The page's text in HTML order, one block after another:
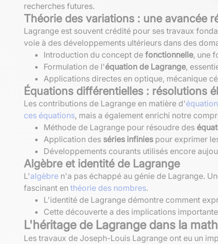
recherches futures.
Théorie des variations : une avancée
Lagrange est souvent crédité pour ses travaux
voie à des développements ultérieurs dans des
Introduction du concept de fonctionnelle, une
Formulation de l'équation de Lagrange,
Applications directes en optique, mécanique
Équations différentielles : résolutions
Les contributions de Lagrange en matière d'
ces équations, mais a également enrichi notre
Méthode de Lagrange pour résoudre des
Application des séries infinies pour exprimer
Développements courants utilisés encore
Algèbre et identité de Lagrange
L'algèbre n'a pas échappé au génie de Lagrange.
fascinant en théorie des nombres.
L'identité de Lagrange démontre comment
Cette découverte a des implications
L'héritage de Lagrange dans la
Les travaux de Joseph-Louis Lagrange ont eu un